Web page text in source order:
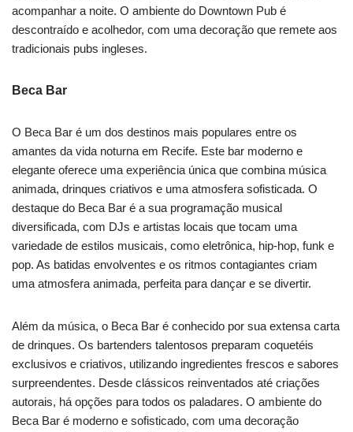
acompanhar a noite. O ambiente do Downtown Pub é
descontraído e acolhedor, com uma decoração que remete aos
tradicionais pubs ingleses.
Beca Bar
O Beca Bar é um dos destinos mais populares entre os
amantes da vida noturna em Recife. Este bar moderno e
elegante oferece uma experiência única que combina música
animada, drinques criativos e uma atmosfera sofisticada. O
destaque do Beca Bar é a sua programação musical
diversificada, com DJs e artistas locais que tocam uma
variedade de estilos musicais, como eletrônica, hip-hop, funk e
pop. As batidas envolventes e os ritmos contagiantes criam
uma atmosfera animada, perfeita para dançar e se divertir.
Além da música, o Beca Bar é conhecido por sua extensa carta
de drinques. Os bartenders talentosos preparam coquetéis
exclusivos e criativos, utilizando ingredientes frescos e sabores
surpreendentes. Desde clássicos reinventados até criações
autorais, há opções para todos os paladares. O ambiente do
Beca Bar é moderno e sofisticado, com uma decoração